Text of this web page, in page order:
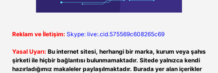
Reklam ve İletişim: Skype: live:.cid.575569c608265c69
Yasal Uyarı: Bu internet sitesi, herhangi bir marka, kurum veya şahıs
şirketi ile hiçbir bağlantısı bulunmamaktadır. Sitede yalnızca kendi
hazırladığımız makaleler paylaşılmaktadır. Burada yer alan içerikler